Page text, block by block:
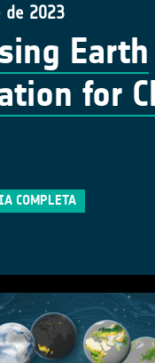
de 2023
Earth
for
COMPLETA